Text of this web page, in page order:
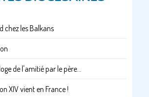
chez les Balkans
de l'amitié par le père...
XIV vient en France !